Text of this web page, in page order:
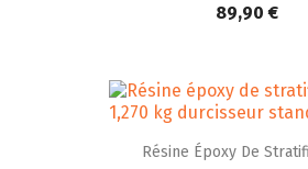
89,90 €
Résine Époxy De